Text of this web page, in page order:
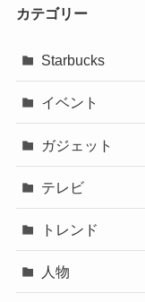
カテゴリー
Starbucks
イベント
ガジェット
テレビ
トレンド
人物